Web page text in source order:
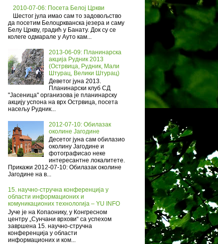
2010-07-06: Посета Белој Цркви
Шестог јула имао сам то задовољство
да посетим Белоцркванска језера и саму
Белу Цркву, градић у Банату. Док су се
колеге одмарале у Ауто кам...
2013-06-09: Планинарска
акција Рудник 2013
(Острвица, Рудник, Мали
Штурац, Велики Штурац)
Деветог јуна 2013.
Планинарски клуб СД
"Јасеница" организова је планинарску
акцију успона на врх Острвица, посета
насељу Рудник...
2012-07-10: Обилазак
околине Јагодине
Десетог јуна сам обилазио
околину Јагодине и
фотографисао неке
интересантне локалитете.
Прикажи 2012-07-10: Обилазак околине
Јагодине на в...
15. научно-стручна конференција у
области информационих и
комуникационих технологија – YU INFO
Јуче је на Копаонику, у Конгресном
центру „Сунчани врхови“ са успехом
завршена 15. научно-стручна
конференција у области
информационих и ком...